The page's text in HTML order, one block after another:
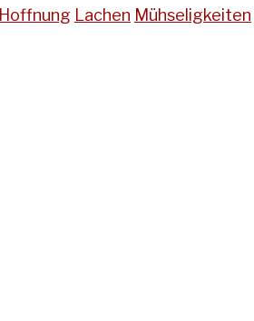
Hoffnung Lachen Mühseligkeiten